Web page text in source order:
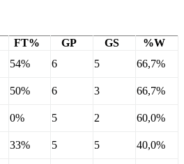
FT% GP GS
%W
54% 6 5
66,7%
50% 6 3
66,7%
0% 5 2
60,0%
33% 5 5
40,0%